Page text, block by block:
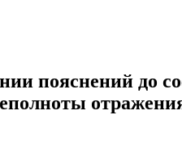
пояснений до